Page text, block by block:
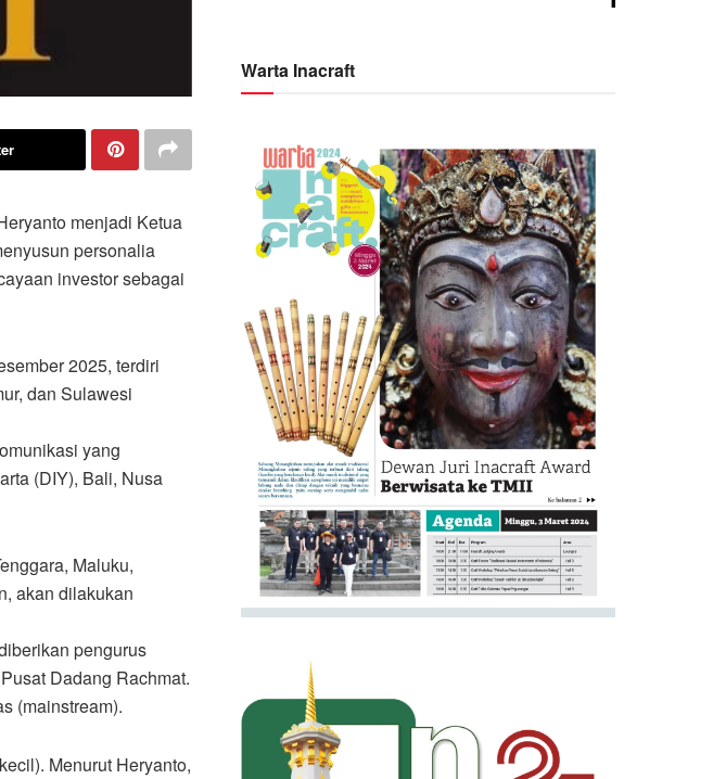
menjadi Ketua
personalia
investor sebagai
2025, terdiri
dan Sulawesi
yang
(DIY), Bali, Nusa
Maluku,
akan dilakukan
pengurus
Dadang Rachmat.
(mainstream).
Menurut Heryanto,
Warta Inacraft